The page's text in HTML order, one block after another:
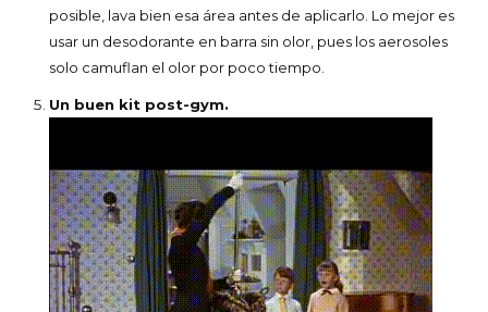
posible, lava bien esa área antes de aplicarlo. Lo mejor es
usar un desodorante en barra sin olor, pues los aerosoles
solo camuflan el olor por poco tiempo.
Un buen kit post-gym.